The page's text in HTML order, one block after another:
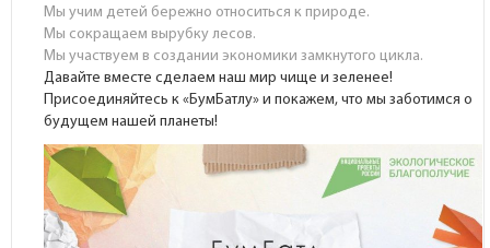
Мы учим детей бережно относиться к природе.
Мы сокращаем вырубку лесов.
Мы участвуем в создании экономики замкнутого цикла.
Давайте вместе сделаем наш мир чище и зеленее!
Присоединяйтесь к «БумБатлу» и покажем, что мы заботимся о
будущем нашей планеты!